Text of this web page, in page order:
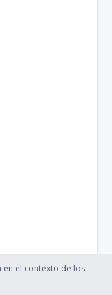
el contexto de los